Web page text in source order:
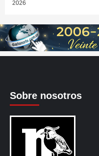
2026
Sobre nosotros